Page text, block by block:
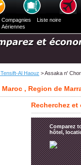
Compagnies
Aériennes
Liste noire
Al Haouz > Assaka n'
, Region de
Recherchez
Comparez
hôtel,